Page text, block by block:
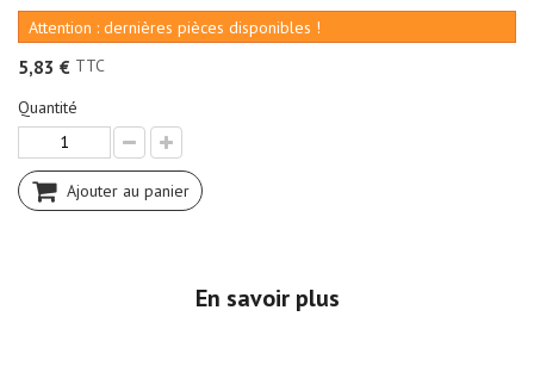
Attention : dernières pièces disponibles !
5,83 € TTC
Quantité
Ajouter au panier
En savoir plus